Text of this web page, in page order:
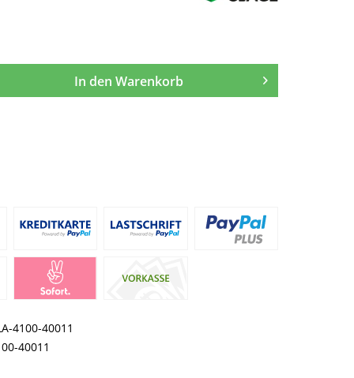
In den Warenkorb
4100-40011
40011